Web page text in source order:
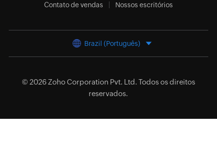
Contato de vendas Nossos escritórios
Brazil (Português)
© 2026 Zoho Corporation Pvt. Ltd. Todos os direitos
reservados.